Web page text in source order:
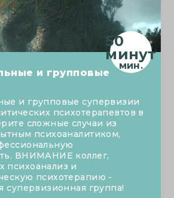
и групповые
и групповые супервизии
психотерапевтов в
сложные случаи из
психоаналитиком,
ВНИМАНИЕ коллег,
психоанализ и
психотерапию -
супервизионная группа!
50
минут